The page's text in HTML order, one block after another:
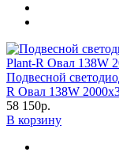
Подвесной
R Овал 138W
58 150р.
В корзину